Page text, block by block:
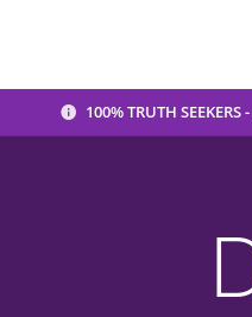
100% TRUTH SEEKERS